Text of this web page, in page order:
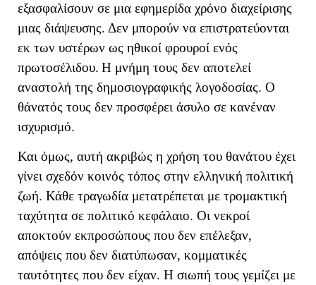
εξασφαλίσουν σε μια εφημερίδα χρόνο διαχείρισης
μιας διάψευσης. Δεν μπορούν να επιστρατεύονται
εκ των υστέρων ως ηθικοί φρουροί ενός
πρωτοσέλιδου. Η μνήμη τους δεν αποτελεί
αναστολή της δημοσιογραφικής λογοδοσίας. Ο
θάνατός τους δεν προσφέρει άσυλο σε κανέναν
ισχυρισμό.
Και όμως, αυτή ακριβώς η χρήση του θανάτου έχει
γίνει σχεδόν κοινός τόπος στην ελληνική πολιτική
ζωή. Κάθε τραγωδία μετατρέπεται με τρομακτική
ταχύτητα σε πολιτικό κεφάλαιο. Οι νεκροί
αποκτούν εκπροσώπους που δεν επέλεξαν,
απόψεις που δεν διατύπωσαν, κομματικές
ταυτότητες που δεν είχαν. Η σιωπή τους γεμίζει με